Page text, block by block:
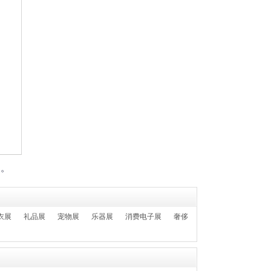
展 礼品展 宠物展 乐器展 消费电子展 奢侈